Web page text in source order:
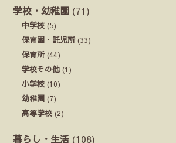
学校・幼稚園 (71)
中学校 (5)
保育園・託児所(33)
保育所(44)
学校その他 (1)
小学校 (10)
幼稚園 (7)
高等学校 (2)
暮らし・生活 (108)